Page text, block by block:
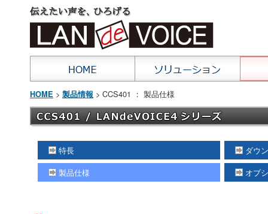
HOME > 製品情報 > CCS401 ： 製品仕様
特長
ダウ
製品仕様
オプ